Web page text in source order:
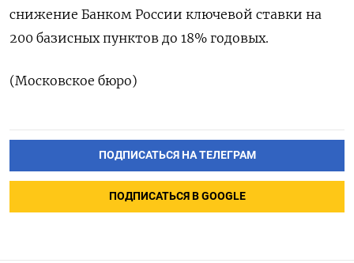
снижение Банком России ключевой ставки на
200 базисных пунктов до 18% годовых.
(Московское бюро)
ПОДПИСАТЬСЯ НА ТЕЛЕГРАМ
ПОДПИСАТЬСЯ В GOOGLE